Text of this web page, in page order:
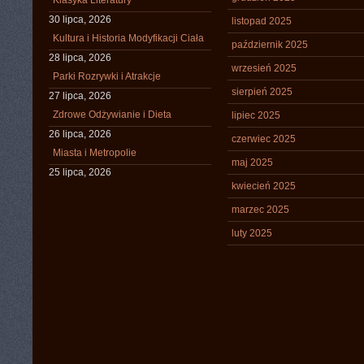
30 lipca, 2026
Kultura i Historia Modyfikacji Ciała
28 lipca, 2026
Parki Rozrywki i Atrakcje
27 lipca, 2026
Zdrowe Odżywianie i Dieta
26 lipca, 2026
Miasta i Metropolie
25 lipca, 2026
listopad 2025
październik 2025
wrzesień 2025
sierpień 2025
lipiec 2025
czerwiec 2025
maj 2025
kwiecień 2025
marzec 2025
luty 2025